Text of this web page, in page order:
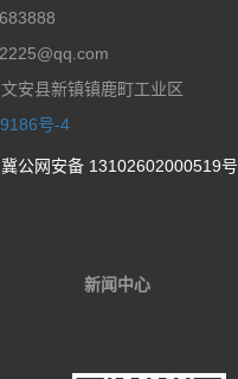
安县新镇镇鹿町工业区
号-4
冀公网安备 13102602000519号
新闻中心